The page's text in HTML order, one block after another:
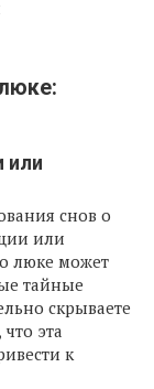
или
снов о
или
люке может
тайные
скрываете
эта
к